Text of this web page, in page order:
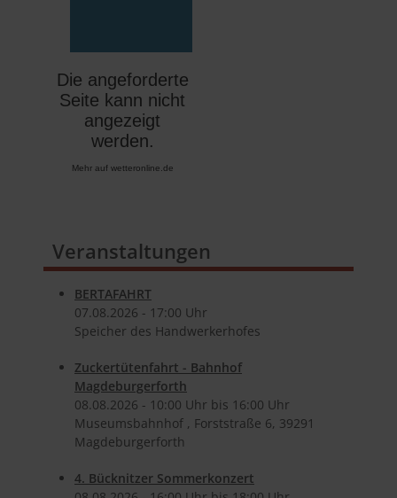
Mehr auf wetteronline.de
Veranstaltungen
BERTAFAHRT
07.​08.​2026 - 17:00 Uhr
Speicher des Handwerkerhofes
Zuckertütenfahrt - Bahnhof
Magdeburgerforth
08.​08.​2026 - 10:00 Uhr bis 16:00 Uhr
Museumsbahnhof , Forststraße 6, 39291
Magdeburgerforth
4. Bücknitzer Sommerkonzert